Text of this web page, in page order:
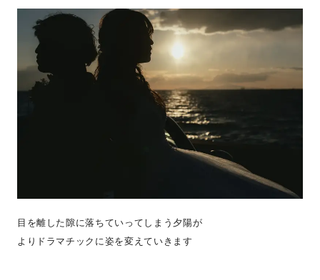
目を離した隙に落ちていってしまう夕陽が
よりドラマチックに姿を変えていきます